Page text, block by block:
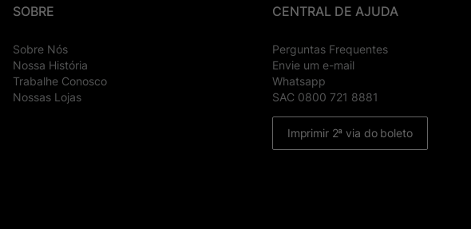
SOBRE
Sobre Nós
Nossa História
Trabalhe Conosco
Nossas Lojas
CENTRAL DE AJUDA
Perguntas Frequentes
Envie um e-mail
Whatsapp
SAC 0800 721 8881
Imprimir 2ª via do boleto